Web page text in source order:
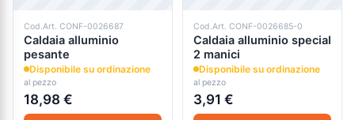
Cod.Art. CONF-0026687
Caldaia alluminio
pesante
Disponibile su ordinazione
al pezzo
18,98 €
Cod.Art. CONF-0026685-0
Caldaia alluminio special
2 manici
Disponibile su ordinazione
al pezzo
3,91 €